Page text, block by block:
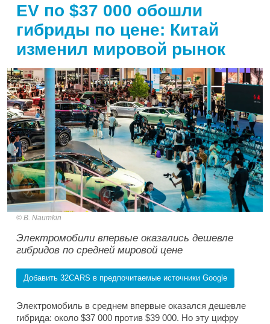
EV по $37 000 обошли
гибриды по цене: Китай
изменил мировой рынок
B. Naumkin
Электромобили впервые оказались дешевле
гибридов по средней мировой цене
Добавить 32CARS в предпочитаемые источники Google
Электромобиль в среднем впервые оказался дешевле
гибрида: около $37 000 против $39 000. Но эту цифру